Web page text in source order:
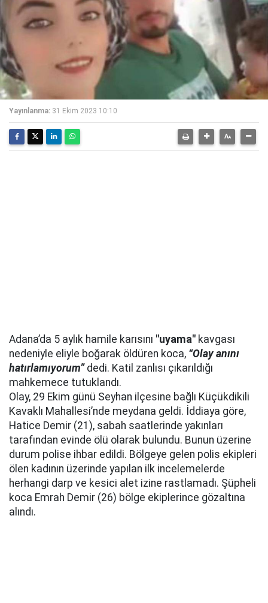
Yayınlanma: 31 Ekim 2023 10:10
Adana’da 5 aylık hamile karısını "uyama" kavgası
nedeniyle eliyle boğarak öldüren koca, “Olay anını
hatırlamıyorum”dedi. Katil zanlısı çıkarıldığı
mahkemece tutuklandı.
Olay, 29 Ekim günü Seyhan ilçesine bağlı Küçükdikili
Kavaklı Mahallesi’nde meydana geldi. İddiaya göre,
Hatice Demir (21), sabah saatlerinde yakınları
tarafından evinde ölü olarak bulundu. Bunun üzerine
durum polise ihbar edildi. Bölgeye gelen polis ekipleri
ölen kadının üzerinde yapılan ilk incelemelerde
herhangi darp ve kesici alet izine rastlamadı. Şüpheli
koca Emrah Demir (26) bölge ekiplerince gözaltına
alındı.